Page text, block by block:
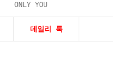
ONLY YOU
데일리 룩